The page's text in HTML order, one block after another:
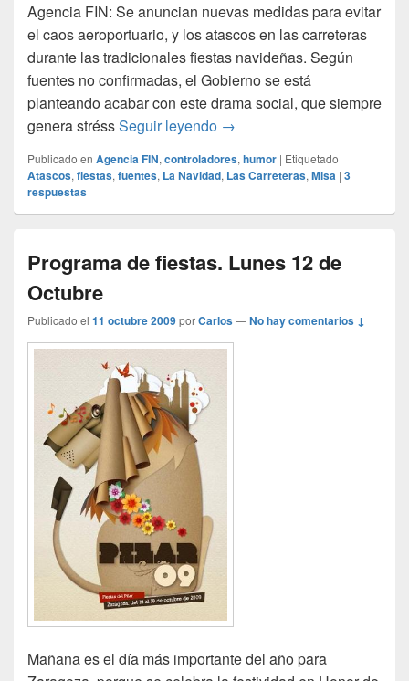
Agencia FIN: Se anuncian nuevas medidas para evitar
el caos aeroportuario, y los atascos en las carreteras
durante las tradicionales fiestas navideñas. Según
fuentes no confirmadas, el Gobierno se está
planteando acabar con este drama social, que siempre
genera stréssSeguir leyendo No habrá caos aéreo en
→
Publicado en Agencia FIN, controladores, humor | Etiquetado
Atascos, fiestas, fuentes, La Navidad, Las Carreteras, Misa | 3
respuestas
Programa de fiestas. Lunes 12 de
Octubre
Publicado el 11 octubre 2009porCarlos—No hay comentarios ↓
Mañana es el día más importante del año para